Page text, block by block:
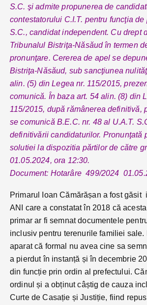
S.C. şi admite propunerea de
contestatorului C.I.T. pentru funcţia
S.C., candidat independent. Cu drept
Tribunalul Bistriţa-Năsăud în termen
pronunţare. Cererea de apel se
Bistriţa-Năsăud, sub sancţiunea
alin. (5) din Legea nr. 115/2015,
comunică. În baza art. 54 alin. (8) din
115/2015, după rămânerea definitivă,
se comunică B.E.C. nr. 48 al U.A.T.
definitivării candidaturilor. Pronunţată
solutiei la dispozitia părtilor de către
01.05.2024, ora 12:30.
Document: Hotarâre 499/2024
Primarul Ioan Cămărășan a fost găsit
ANI care a constatat în 2018 că
primar ar fi semnat documentele
inclusiv pentru terenurile familiei sale.
aparat că formal nu avea cine sa
a pierdut în instanță și în decembrie
din funcție prin ordin al prefectului.
ordinul și a obținut câștig de cauza
Curte de Casație și Justiție, fiind